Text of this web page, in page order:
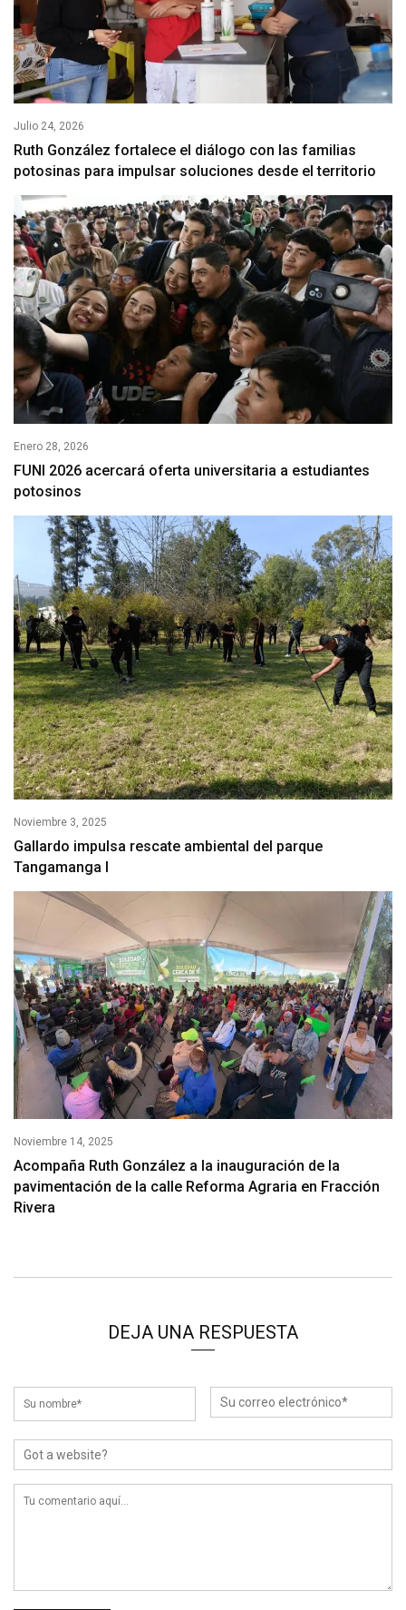
Julio 24, 2026
Ruth González fortalece el diálogo con las familias
potosinas para impulsar soluciones desde el territorio
Enero 28, 2026
FUNI 2026 acercará oferta universitaria a estudiantes
potosinos
Noviembre 3, 2025
Gallardo impulsa rescate ambiental del parque
Tangamanga I
Noviembre 14, 2025
Acompaña Ruth González a la inauguración de la
pavimentación de la calle Reforma Agraria en Fracción
Rivera
DEJA UNA RESPUESTA